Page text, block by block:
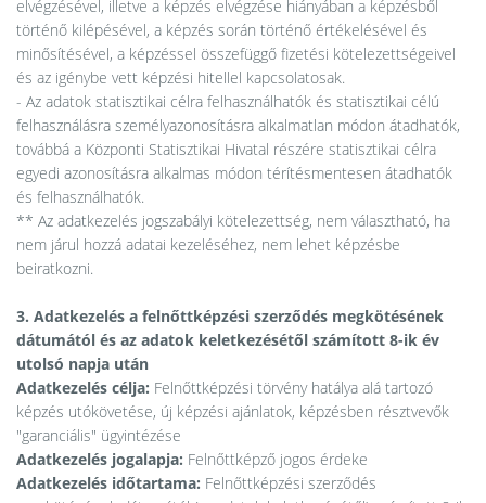
elvégzésével, illetve a képzés elvégzése hiányában a képzésből
történő kilépésével, a képzés során történő értékelésével és
minősítésével, a képzéssel összefüggő fizetési kötelezettségeivel
és az igénybe vett képzési hitellel kapcsolatosak.
- Az adatok statisztikai célra felhasználhatók és statisztikai célú
felhasználásra személyazonosításra alkalmatlan módon átadhatók,
továbbá a Központi Statisztikai Hivatal részére statisztikai célra
egyedi azonosításra alkalmas módon térítésmentesen átadhatók
és felhasználhatók.
** Az adatkezelés jogszabályi kötelezettség, nem választható, ha
nem járul hozzá adatai kezeléséhez, nem lehet képzésbe
beiratkozni.
3. Adatkezelés a felnőttképzési szerződés megkötésének
dátumától és az adatok keletkezésétől számított 8-ik év
utolsó napja után
Adatkezelés célja: Felnőttképzési törvény hatálya alá tartozó
képzés utókövetése, új képzési ajánlatok, képzésben résztvevők
"garanciális" ügyintézése
Adatkezelés jogalapja: Felnőttképző jogos érdeke
Adatkezelés időtartama: Felnőttképzési szerződés